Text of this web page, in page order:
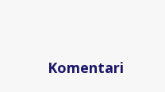
Komentari